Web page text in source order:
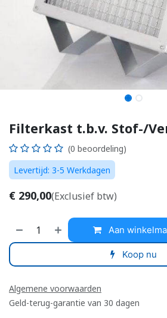
Filterkast t.b.v. Stof-/
(0 beoordeling)
Levertijd: 3-5 Werkdagen
€ 290,00(Exclusief btw)
Aan
Koop nu
Algemene voorwaarden
Geld-terug-garantie van 30 dagen